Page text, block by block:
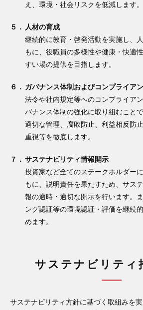
え、環境・社会リスクを低減します。
５．
人材の育成
継続的に教育・啓発活動を実施し、
もに、役職員の多様性や健康・快適
すい場の提供を目指します。
６． ガバナンス体制およびコンプライア
法令や社内規定等へのコンプライア
バナンス体制の強化に取り組むこと
適切な管理、腐敗防止、利益相反防
重視等を徹底します。
７． サステナビリティ情報開示
投資家など全てのステークホルダー
もに、説明責任を果たすため、サス
報の適時・適切な開示を行います。
ング認証等の環境認証・評価を継続
めます。
サステナビリティ
サステナビリティ方針に基づく取組みを